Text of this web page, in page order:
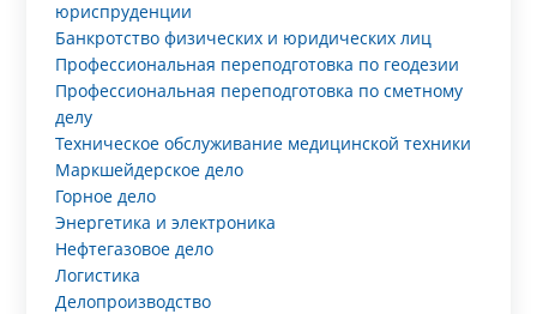
юриспруденции
Банкротство физических и юридических лиц
Профессиональная переподготовка по геодезии
Профессиональная переподготовка по сметному
делу
Техническое обслуживание медицинской техники
Маркшейдерское дело
Горное дело
Энергетика и электроника
Нефтегазовое дело
Логистика
Делопроизводство